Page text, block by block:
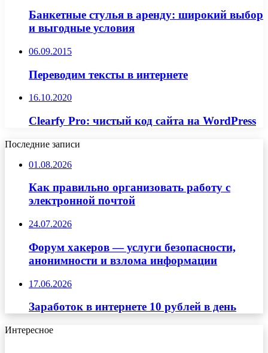
Банкетные стулья в аренду: широкий выбор
и выгодные условия
06.09.2015
Переводим тексты в интернете
16.10.2020
Clearfy Pro: чистый код сайта на WordPress
Последние записи
01.08.2026
Как правильно организовать работу с
электронной почтой
24.07.2026
Форум хакеров — услуги безопасности,
анонимности и взлома информации
17.06.2026
Заработок в интернете 10 рублей в день
Интересное